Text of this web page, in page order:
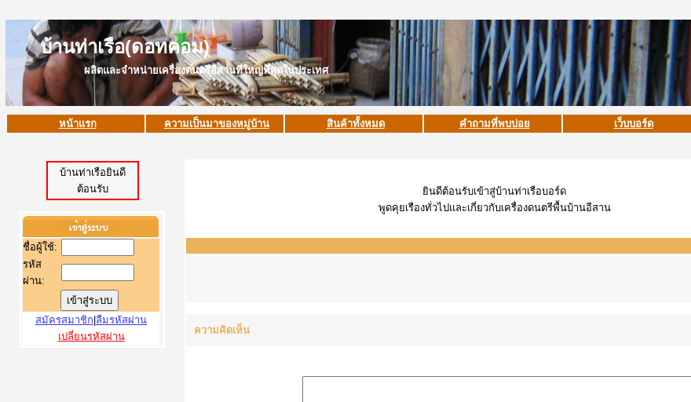
บ้านท่าเรือ(ดอทคอม)
ผลิตและจำหน่ายเครื่องดนตรีอีสานที่ใหญ่ที่สุดในประเทศ
หน้าแรก ความเป็นมาของหมู่บ้าน สินค้าทั้งหมด คำถามที่พบบ่อย เว็บบอร์ด
บ้านท่าเรือยินดี
ต้อนรับ
ชื่อผู้ใช้:
รหัส
ผ่าน:
สมัครสมาชิก ลืมรหัสผ่าน
เปลี่ยนรหัสผ่าน
ยินดีต้อนรับเข้าสู่บ้านท่าเรือบอร์ด
พูดคุยเรืองทั่วไปและเกี่ยวกับเครื่องดนตรีพื้นบ้านอีสาน
ความคิดเห็น